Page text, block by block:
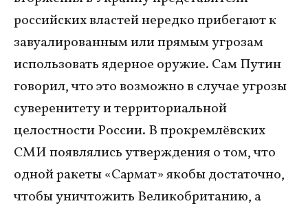
российских властей нередко прибегают к
завуалированным или прямым угрозам
использовать ядерное оружие. Сам Путин
говорил, что это возможно в случае угрозы
суверенитету и территориальной
целостности России. В прокремлёвских
СМИ появлялись утверждения о том, что
одной ракеты «Сармат» якобы достаточно,
чтобы уничтожить Великобританию, а